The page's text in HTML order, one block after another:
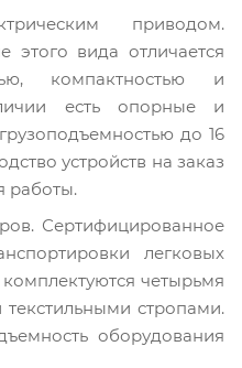
приводом.
этого вида отличается
компактностью и
есть опорные и
до 16
устройств на заказ
работы.
Сертифицированное
легковых
четырьмя
стропами.
оборудования